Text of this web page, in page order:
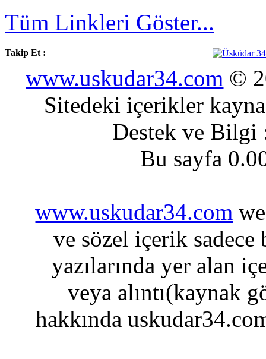
Tüm Linkleri Göster...
Takip Et :
www.uskudar34.com ©
Sitedeki içerikler
Destek ve
Bu sayfa
www.uskudar34.com
ve sözel içerik sadece
yazılarında yer alan
veya alıntı(kaynak
hakkında